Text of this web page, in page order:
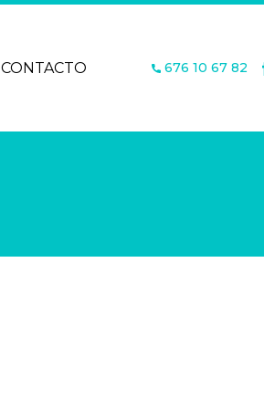
CONTACTO 676 10 67 82